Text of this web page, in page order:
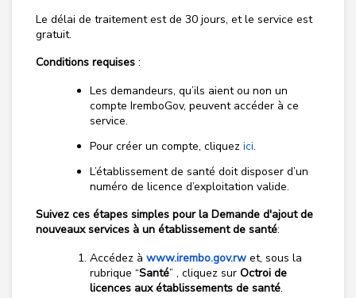
Le délai de traitement est de 30 jours, et le service est
gratuit.
Conditions requises :
Les demandeurs, qu’ils aient ou non un
compte IremboGov, peuvent accéder à ce
service.
Pour créer un compte, cliquez ici.
L’établissement de santé doit disposer d’un
numéro de licence d’exploitation valide.
Suivez ces étapes simples pour la Demande d'ajout de
nouveaux services à un établissement de santé:
Accédez à www.irembo.gov.rw et, sous la
rubrique “Santé” , cliquez sur Octroi de
licences aux établissements de santé.